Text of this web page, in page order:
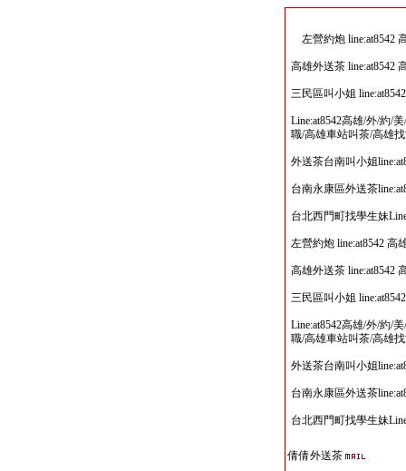
左營約炮 line:at8542
高雄外送茶 line:at8542
三民區叫小姐
Line:at8542高雄/外/約/
職/高雄車站叫茶/高雄
外送茶台南叫小姐
台南永康區外送茶
台北西門町找學生妹
左營約炮 line:at8542 高
高雄外送茶 line:at8542
三民區叫小姐
Line:at8542高雄/外/約/
職/高雄車站叫茶/高雄
外送茶台南叫小姐
台南永康區外送茶
台北西門町找學生妹
倩倩外送茶